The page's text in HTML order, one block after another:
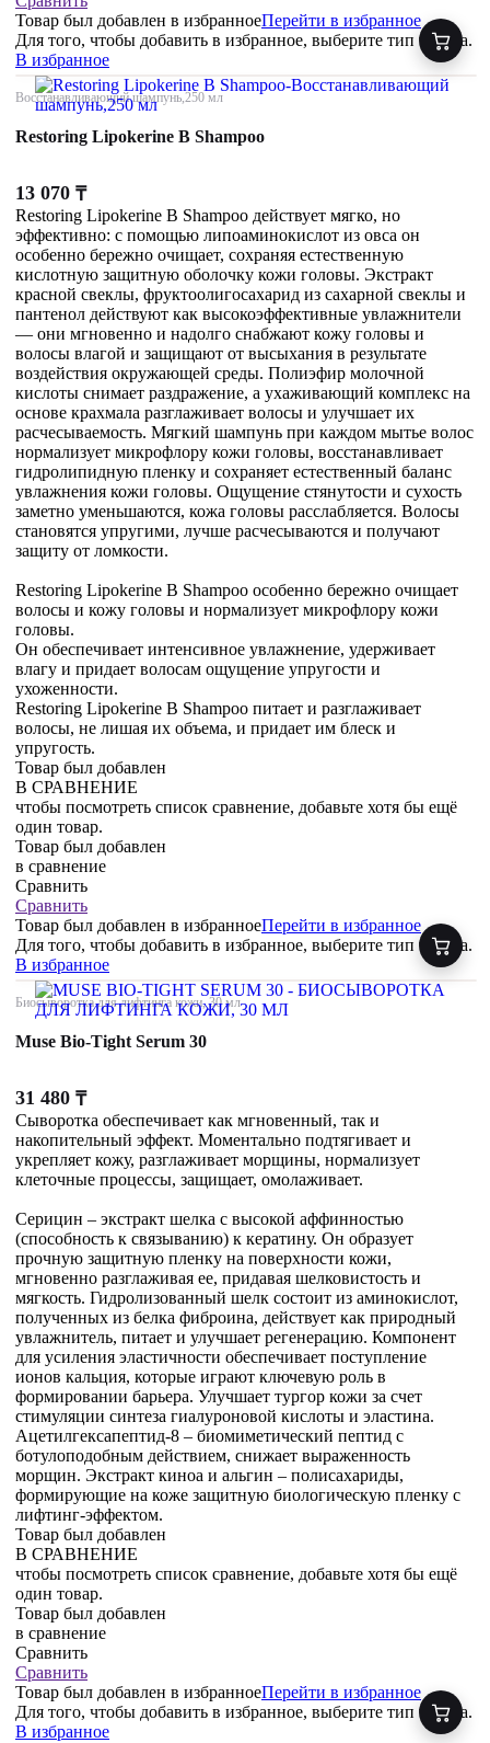
Товар был добавлен в избранноеПерейти в избранное
Для того, чтобы добавить в избранное, выберите тип товара.
В избранное
Восстанавливающий шампунь,250 мл
Restoring Lipokerine B Shampoo
13 070 ₸
Restoring Lipokerine B Shampoo действует мягко, но
эффективно: с помощью липоаминокислот из овса он
особенно бережно очищает, сохраняя естественную
кислотную защитную оболочку кожи головы. Экстракт
красной свеклы, фруктоолигосахарид из сахарной свеклы и
пантенол действуют как высокоэффективные увлажнители
— они мгновенно и надолго снабжают кожу головы и
волосы влагой и защищают от высыхания в результате
воздействия окружающей среды. Полиэфир молочной
кислоты снимает раздражение, а ухаживающий комплекс на
основе крахмала разглаживает волосы и улучшает их
расчесываемость. Мягкий шампунь при каждом мытье волос
нормализует микрофлору кожи головы, восстанавливает
гидролипидную пленку и сохраняет естественный баланс
увлажнения кожи головы. Ощущение стянутости и сухость
заметно уменьшаются, кожа головы расслабляется. Волосы
становятся упругими, лучше расчесываются и получают
защиту от ломкости.
Restoring Lipokerine B Shampoo особенно бережно очищает
волосы и кожу головы и нормализует микрофлору кожи
головы.
Он обеспечивает интенсивное увлажнение, удерживает
влагу и придает волосам ощущение упругости и
ухоженности.
Restoring Lipokerine B Shampoo питает и разглаживает
волосы, не лишая их объема, и придает им блеск и
упругость.
Товар был добавлен
В СРАВНЕНИЕ
чтобы посмотреть список сравнение, добавьте хотя бы ещё
один товар.
Товар был добавлен
в сравнение
Сравнить
Сравнить
Товар был добавлен в избранноеПерейти в избранное
Для того, чтобы добавить в избранное, выберите тип товара.
В избранное
Биосыворотка для лифтинга кожи, 30 мл
Muse Bio-Tight Serum 30
31 480 ₸
Сыворотка обеспечивает как мгновенный, так и
накопительный эффект. Моментально подтягивает и
укрепляет кожу, разглаживает морщины, нормализует
клеточные процессы, защищает, омолаживает.
Серицин – экстракт шелка с высокой аффинностью
(способность к связыванию) к кератину. Он образует
прочную защитную пленку на поверхности кожи,
мгновенно разглаживая ее, придавая шелковистость и
мягкость. Гидролизованный шелк состоит из аминокислот,
полученных из белка фиброина, действует как природный
увлажнитель, питает и улучшает регенерацию. Компонент
для усиления эластичности обеспечивает поступление
ионов кальция, которые играют ключевую роль в
формировании барьера. Улучшает тургор кожи за счет
стимуляции синтеза гиалуроновой кислоты и эластина.
Ацетилгексапептид-8 – биомиметический пептид с
ботулоподобным действием, снижает выраженность
морщин. Экстракт киноа и альгин – полисахариды,
формирующие на коже защитную биологическую пленку с
лифтинг-эффектом.
Товар был добавлен
В СРАВНЕНИЕ
чтобы посмотреть список сравнение, добавьте хотя бы ещё
один товар.
Товар был добавлен
в сравнение
Сравнить
Сравнить
Товар был добавлен в избранноеПерейти в избранное
Для того, чтобы добавить в избранное, выберите тип товара.
В избранное